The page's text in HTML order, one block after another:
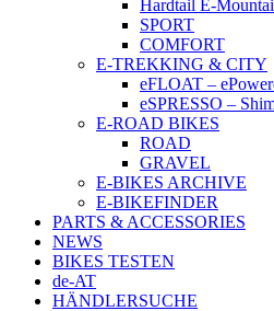
Hardtail E-
SPORT
COMFORT
E-TREKKING & CITY
eFLOAT –
eSPRESSO –
E-ROAD BIKES
ROAD
GRAVEL
E-BIKES ARCHIVE
E-BIKEFINDER
PARTS & ACCESSORIES
NEWS
BIKES TESTEN
de-AT
HÄNDLERSUCHE